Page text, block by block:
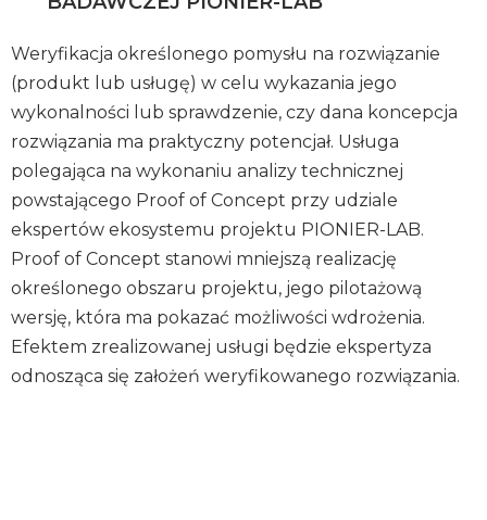
Weryfikacja określonego pomysłu na rozwiązanie
(produkt lub usługę) w celu wykazania jego
wykonalności lub sprawdzenie, czy dana koncepcja
rozwiązania ma praktyczny potencjał. Usługa
polegająca na wykonaniu analizy technicznej
powstającego Proof of Concept przy udziale
ekspertów ekosystemu projektu PIONIER-LAB.
Proof of Concept stanowi mniejszą realizację
określonego obszaru projektu, jego pilotażową
wersję, która ma pokazać możliwości wdrożenia.
Efektem zrealizowanej usługi będzie ekspertyza
odnosząca się założeń weryfikowanego rozwiązania.